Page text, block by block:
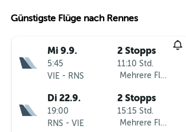
Günstigste Flüge nach Rennes
Mi 9.9.
5:45
VIE - RNS
2 Stopps
11:10 Std.
Mehrere Fluglinien
Di 22.9.
19:00
RNS - VIE
2 Stopps
15:15 Std.
Mehrere Fluglinien